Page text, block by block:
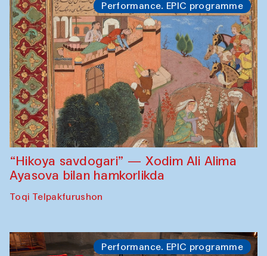
Performance. EPIC programme
“Hikoya savdogari” — Xodim Ali Alima
Ayasova bilan hamkorlikda
Toqi Telpakfurushon
Performance. EPIC programme